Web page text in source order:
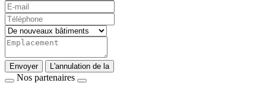
Envoyer L'annulation de la
Nos partenaires